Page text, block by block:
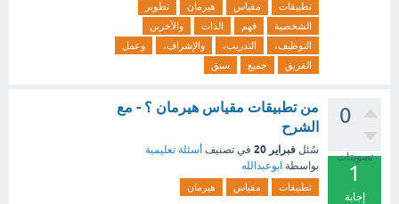
تطبيقات مقياس هيرمان
تطوير
الشخصية
فهم الذات
والآخرين
التوظيف،
التدريب، والإشراف،
وعمل
الفريق
جميع سبق
0
تصويتات
1
إجابة
من تطبيقات مقياس هيرمان ؟ - مع
الشرح
سُئل فبراير 20 في تصنيف أسئلة تعليمية
بواسطة ابوعبدالله
تطبيقات مقياس هيرمان